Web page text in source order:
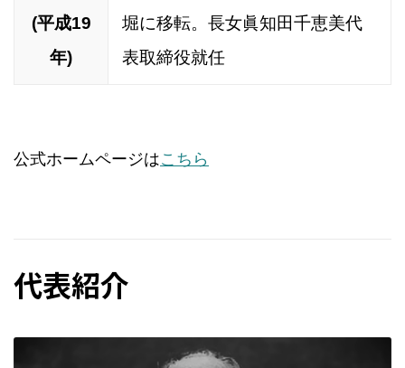
(平成19
年)
堀に移転。長女眞知田千恵美代
表取締役就任
公式ホームページはこちら
代表紹介